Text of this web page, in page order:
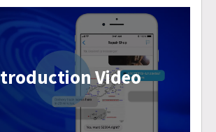
Video